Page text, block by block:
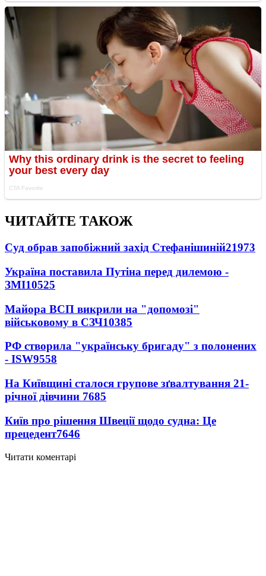
ЧИТАЙТЕ ТАКОЖ
Суд обрав запобіжний захід Стефанішиній21973
Україна поставила Путіна перед дилемою -
ЗМІ10525
Майора ВСП викрили на "допомозі"
військовому в СЗЧ10385
РФ створила "українську бригаду" з полонених
- ISW9558
На Київщині сталося групове зґвалтування 21-
річної дівчини 7685
Київ про рішення Швеції щодо судна: Це
прецедент7646
Читати коментарі